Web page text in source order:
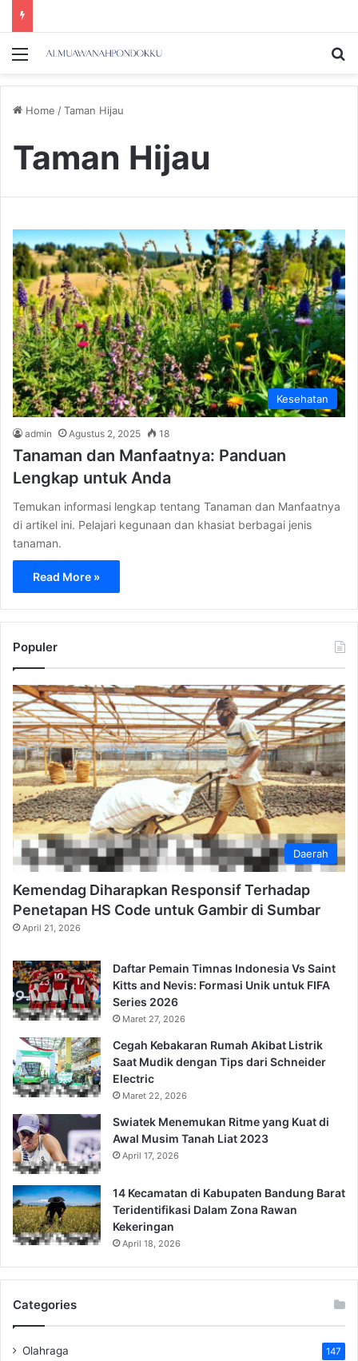
Menu
Home /Taman Hijau
Taman Hijau
Kesehatan
admin Agustus 2, 2025 18
Tanaman dan Manfaatnya: Panduan
Lengkap untuk Anda
Temukan informasi lengkap tentang Tanaman dan Manfaatnya
di artikel ini. Pelajari kegunaan dan khasiat berbagai jenis
tanaman.
Read More »
Populer
Daerah
Kemendag Diharapkan Responsif Terhadap
Penetapan HS Code untuk Gambir di Sumbar
April 21, 2026
Daftar Pemain Timnas Indonesia Vs Saint
Kitts and Nevis: Formasi Unik untuk FIFA
Series 2026
Maret 27, 2026
Cegah Kebakaran Rumah Akibat Listrik
Saat Mudik dengan Tips dari Schneider
Electric
Maret 22, 2026
Swiatek Menemukan Ritme yang Kuat di
Awal Musim Tanah Liat 2023
April 17, 2026
14 Kecamatan di Kabupaten Bandung Barat
Teridentifikasi Dalam Zona Rawan
Kekeringan
April 18, 2026
Categories
Olahraga 147